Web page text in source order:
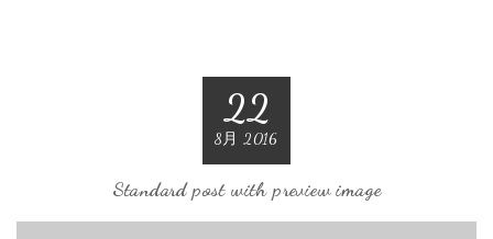
22
8月 2016
Standard post with preview image